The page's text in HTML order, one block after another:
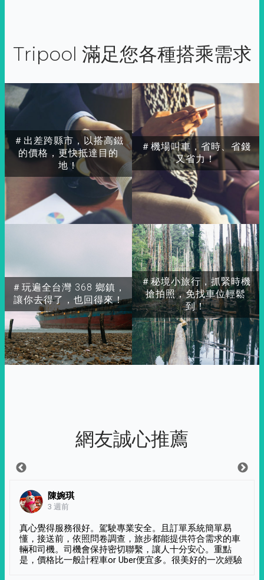
Tripool 滿足您各種搭乘需求
＃出差跨縣市，以搭高鐵
的價格，更快抵達目的
地！
＃玩遍全台灣 368 鄉鎮，
讓你去得了，也回得來！
＃秘境小旅行，抓緊時機
搶拍照，免找車位輕鬆
到！
＃機場叫車，省時、省錢
又省力！
網友誠心推薦
陳婉琪
3 週前
真心覺得服務很好。駕駛專業安全。且訂單系統簡單易
懂，接送前，依照問卷調查，旅步都能提供符合需求的車
輛和司機。司機會保持密切聯繫，讓人十分安心。重點
是，價格比一般計程車or Uber便宜多。很美好的一次經驗